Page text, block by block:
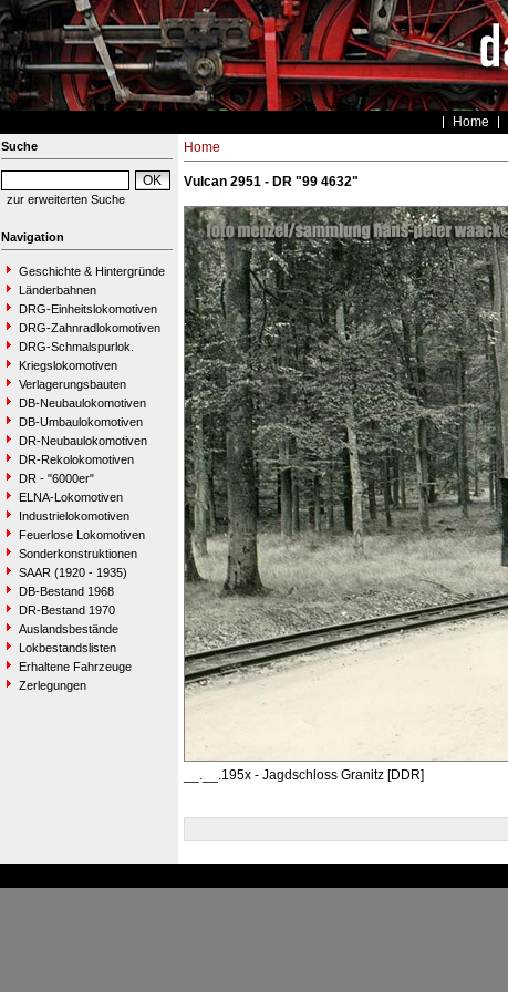
Home
Suche
zur erweiterten Suche
Navigation
Geschichte & Hintergründe
Länderbahnen
DRG-Einheitslokomotiven
DRG-Zahnradlokomotiven
DRG-Schmalspurlok.
Kriegslokomotiven
Verlagerungsbauten
DB-Neubaulokomotiven
DB-Umbaulokomotiven
DR-Neubaulokomotiven
DR-Rekolokomotiven
DR - "6000er"
ELNA-Lokomotiven
Industrielokomotiven
Feuerlose Lokomotiven
Sonderkonstruktionen
SAAR (1920 - 1935)
DB-Bestand 1968
DR-Bestand 1970
Auslandsbestände
Lokbestandslisten
Erhaltene Fahrzeuge
Zerlegungen
Home
Vulcan 2951 - DR "99 4632"
__.__.195x - Jagdschloss Granitz [DDR]